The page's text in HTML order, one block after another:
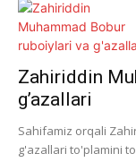
Zahiriddin
g’azallari
Sahifamiz orqali
g'azallari to'plamini